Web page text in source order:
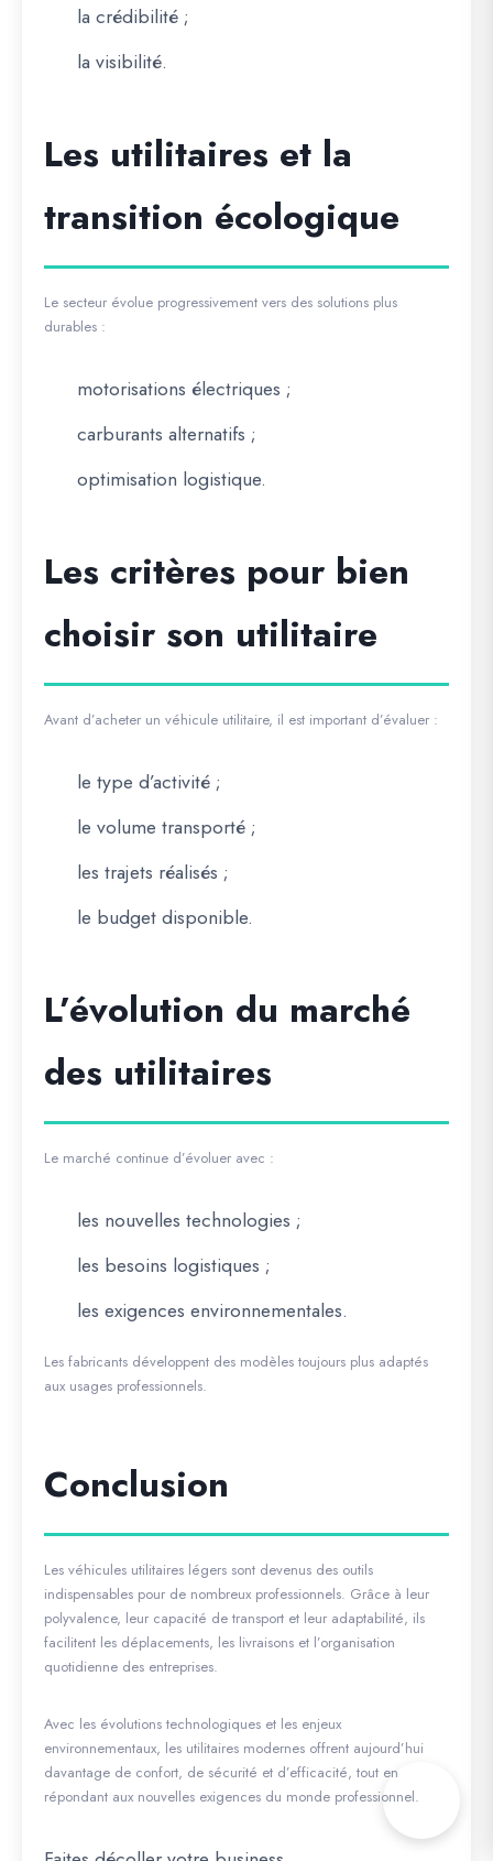
la crédibilité ;
la visibilité.
Les utilitaires et la
transition écologique
Le secteur évolue progressivement vers des solutions plus
durables :
motorisations électriques ;
carburants alternatifs ;
optimisation logistique.
Les critères pour bien
choisir son utilitaire
Avant d’acheter un véhicule utilitaire, il est important d’évaluer :
le type d’activité ;
le volume transporté ;
les trajets réalisés ;
le budget disponible.
L’évolution du marché
des utilitaires
Le marché continue d’évoluer avec :
les nouvelles technologies ;
les besoins logistiques ;
les exigences environnementales.
Les fabricants développent des modèles toujours plus adaptés
aux usages professionnels.
Conclusion
Les véhicules utilitaires légers sont devenus des outils
indispensables pour de nombreux professionnels. Grâce à leur
polyvalence, leur capacité de transport et leur adaptabilité, ils
facilitent les déplacements, les livraisons et l’organisation
quotidienne des entreprises.
Avec les évolutions technologiques et les enjeux
environnementaux, les utilitaires modernes offrent aujourd’hui
davantage de confort, de sécurité et d’efficacité, tout en
répondant aux nouvelles exigences du monde professionnel.